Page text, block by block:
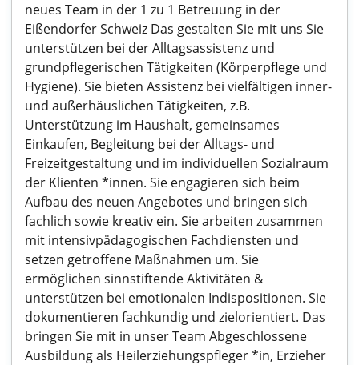
neues Team in der 1 zu 1 Betreuung in der
Eißendorfer Schweiz Das gestalten Sie mit uns Sie
unterstützen bei der Alltagsassistenz und
grundpflegerischen Tätigkeiten (Körperpflege und
Hygiene). Sie bieten Assistenz bei vielfältigen inner-
und außerhäuslichen Tätigkeiten, z.B.
Unterstützung im Haushalt, gemeinsames
Einkaufen, Begleitung bei der Alltags- und
Freizeitgestaltung und im individuellen Sozialraum
der Klienten *innen. Sie engagieren sich beim
Aufbau des neuen Angebotes und bringen sich
fachlich sowie kreativ ein. Sie arbeiten zusammen
mit intensivpädagogischen Fachdiensten und
setzen getroffene Maß­nahmen um. Sie
ermöglichen sinnstiftende Aktivitäten &
unterstützen bei emotionalen Indispositionen. Sie
dokumentieren fachkundig und zielorientiert. Das
bringen Sie mit in unser Team Abgeschlossene
Ausbildung als Heilerziehungspfleger *in, Erzieher